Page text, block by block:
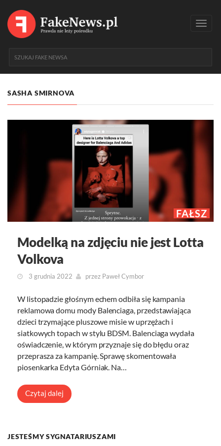
SASHA SMIRNOVA
FAŁSZ
Modelką na zdjęciu nie jest Lotta
Volkova
3 grudnia 2022 przez Paweł Cymbor
W listopadzie głośnym echem odbiła się kampania
reklamowa domu mody Balenciaga, przedstawiająca
dzieci trzymające pluszowe misie w uprzężach i
siatkowych topach w stylu BDSM. Balenciaga wydała
oświadczenie, w którym przyznaje się do błędu oraz
przeprasza za kampanię. Sprawę skomentowała
piosenkarka Edyta Górniak. Na…
Czytaj dalej
JESTEŚMY SYGNATARIUSZAMI